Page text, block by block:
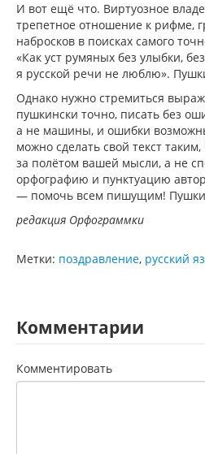
И вот ещё что. Виртуозное
трепетное отношение к рифме,
набросков в поисках самого
«Как уст румяных без улыбки,
я русской речи не люблю».
Однако нужно стремиться
пушкински точно, писать без
а не машины, и ошибки
можно сделать свой текст
за полётом вашей мысли, а не
орфографию и пунктуацию
— помочь всем пишущим!
редакция Орфограммки
Метки: поздравление, русский
Комментарии
Комментировать